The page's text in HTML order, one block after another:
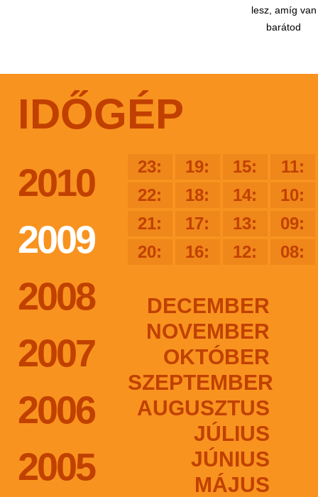
lesz, amíg van
barátod
IDŐGÉP
2010
2009
2008
2007
2006
2005
23: 19: 15:
11:
22:
18: 14:
10:
21:
17: 13:
09:
20:
16: 12: 08:
DECEMBER
NOVEMBER
OKTÓBER
SZEPTEMBER
AUGUSZTUS
JÚLIUS
JÚNIUS
MÁJUS